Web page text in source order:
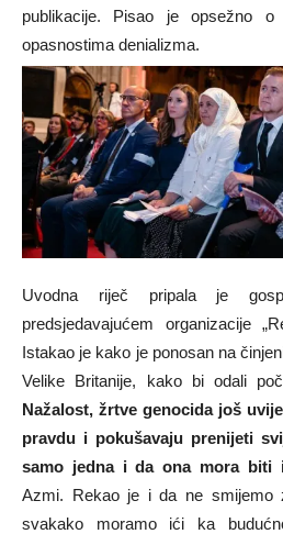
publikacije. Pisao je opsežno o
opasnostima denializma.
Uvodna riječ pripala je
predsjedavajućem organizacije
Istakao je kako je ponosan na
Velike Britanije, kako bi odali
Nažalost, žrtve genocida još
pravdu i pokušavaju prenijeti
samo jedna i da ona mora biti
Azmi. Rekao je i da ne smijemo
svakako moramo ići ka